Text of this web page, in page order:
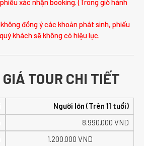
xác nhận booking. (Trong giờ hành
đồng ý các khoản phát sinh, phiếu
khách sẽ không có hiệu lực.
TOUR CHI TIẾT
Người lớn (Trên 11 tuổi)
8.990.000 VND
1.200.000 VND